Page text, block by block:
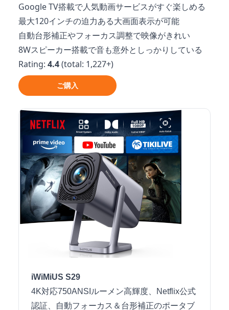
Google TV搭載で人気動画サービスがすぐ楽しめる
最大120インチの迫力ある大画面表示が可能
自動台形補正やフォーカス調整で映像がきれい
8Wスピーカー搭載で音も意外としっかりしている
Rating: 4.4(total: 1,227+)
ご購入
iWiMiUS S29
4K対応750ANSIルーメン高輝度、Netflix公式
認証、自動フォーカス＆台形補正のポータブ